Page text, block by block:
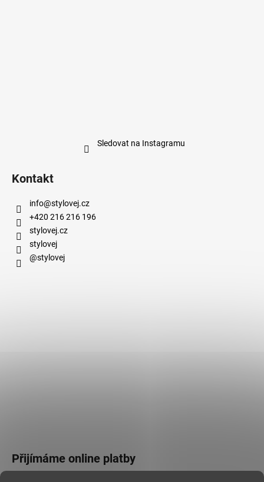
Sledovat na Instagramu
Kontakt
info@stylovej.cz
+420 216 216 196
stylovej.cz
stylovej
@stylovej
Přijímáme online platby